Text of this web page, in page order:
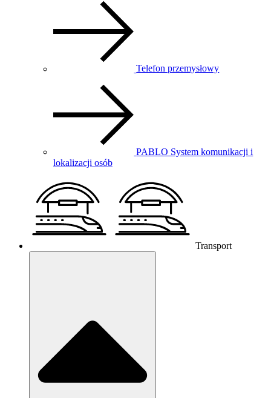
Telefon przemysłowy
PABLO System komunikacji i
lokalizacji osób
Transport